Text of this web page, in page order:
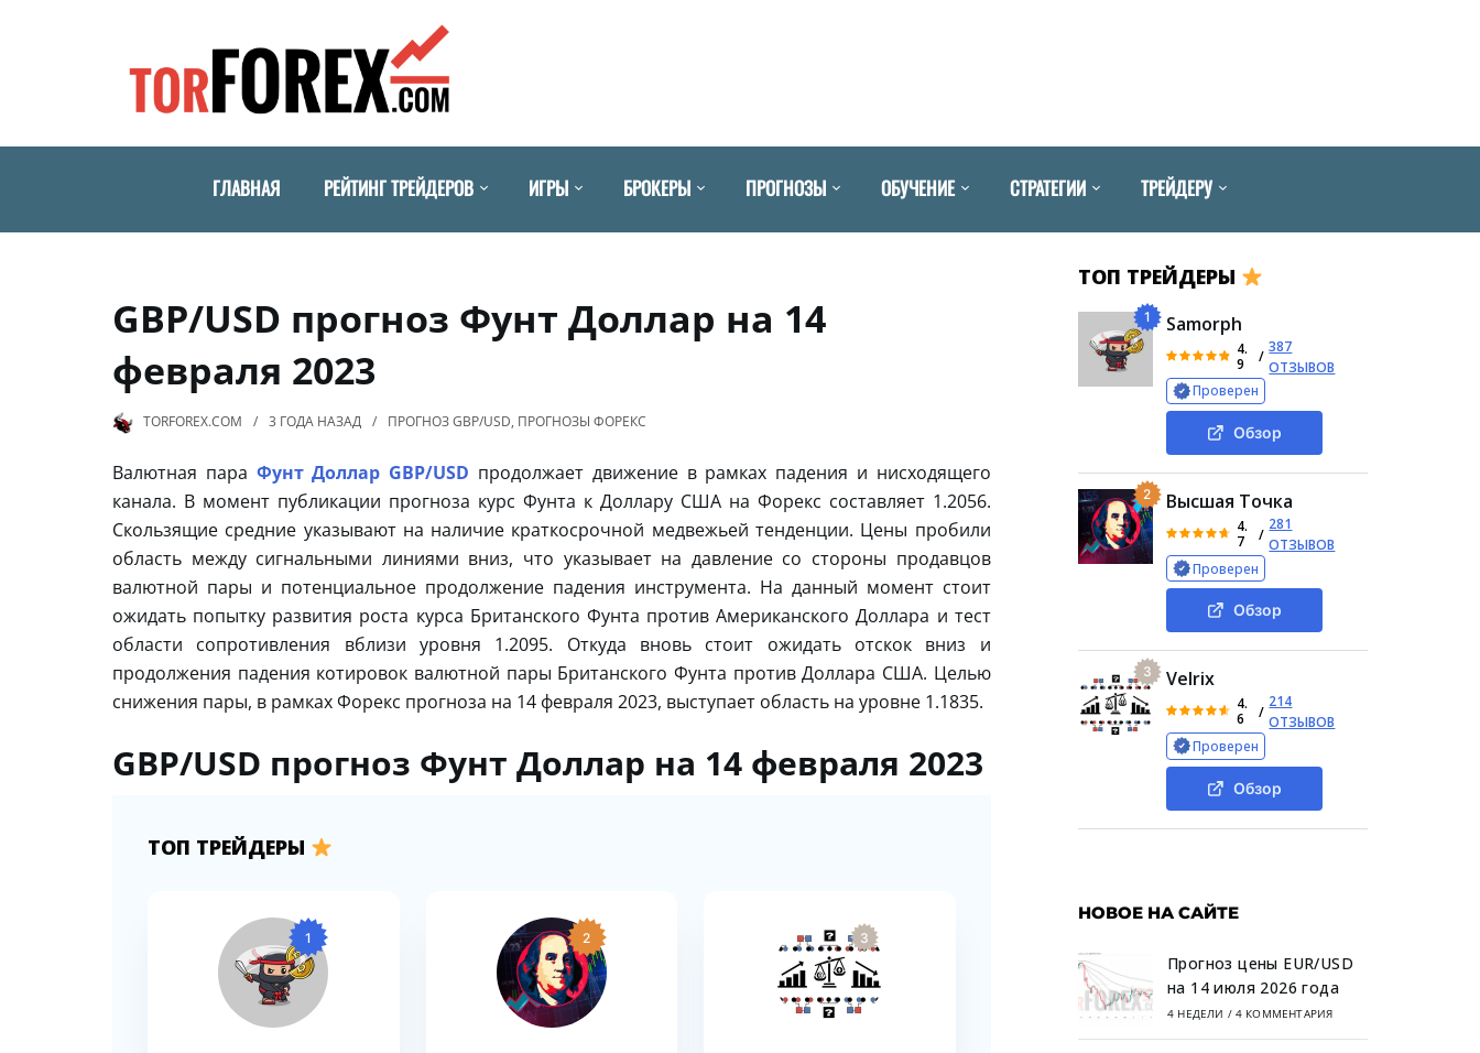
ГЛАВНАЯ РЕЙТИНГ ТРЕЙДЕРОВ ИГРЫ БРОКЕРЫ ПРОГНОЗЫ ОБУЧЕНИЕ СТРАТЕГИИ ТРЕЙДЕРУ
GBP/USD прогноз Фунт Доллар на 14
февраля 2023
TORFOREX.COM 3 ГОДА НАЗАД ПРОГНОЗ GBP/USD, ПРОГНОЗЫ ФОРЕКС
Валютная пара Фунт Доллар GBP/USD продолжает движение в рамках падения и нисходящего
канала. В момент публикации прогноза курс Фунта к Доллару США на Форекс составляет 1.2056.
Скользящие средние указывают на наличие краткосрочной медвежьей тенденции. Цены пробили
область между сигнальными линиями вниз, что указывает на давление со стороны продавцов
валютной пары и потенциальное продолжение падения инструмента. На данный момент стоит
ожидать попытку развития роста курса Британского Фунта против Американского Доллара и тест
области сопротивления вблизи уровня 1.2095. Откуда вновь стоит ожидать отскок вниз и
продолжения падения котировок валютной пары Британского Фунта против Доллара США. Целью
снижения пары, в рамках Форекс прогноза на 14 февраля 2023, выступает область на уровне 1.1835.
GBP/USD прогноз Фунт Доллар на 14 февраля 2023
ТОП ТРЕЙДЕРЫ
1 2 3
ТОП ТРЕЙДЕРЫ
1 Samorph
4.
9
/
387
ОТЗЫВОВ
Проверен
Обзор
2 Высшая Точка
4.
7
/
281
ОТЗЫВОВ
Проверен
Обзор
3 Velrix
4.
6
/
214
ОТЗЫВОВ
Проверен
Обзор
НОВОЕ НА САЙТЕ
Прогноз цены EUR/USD
на 14 июля 2026 года
4 НЕДЕЛИ / 4 КОММЕНТАРИЯ